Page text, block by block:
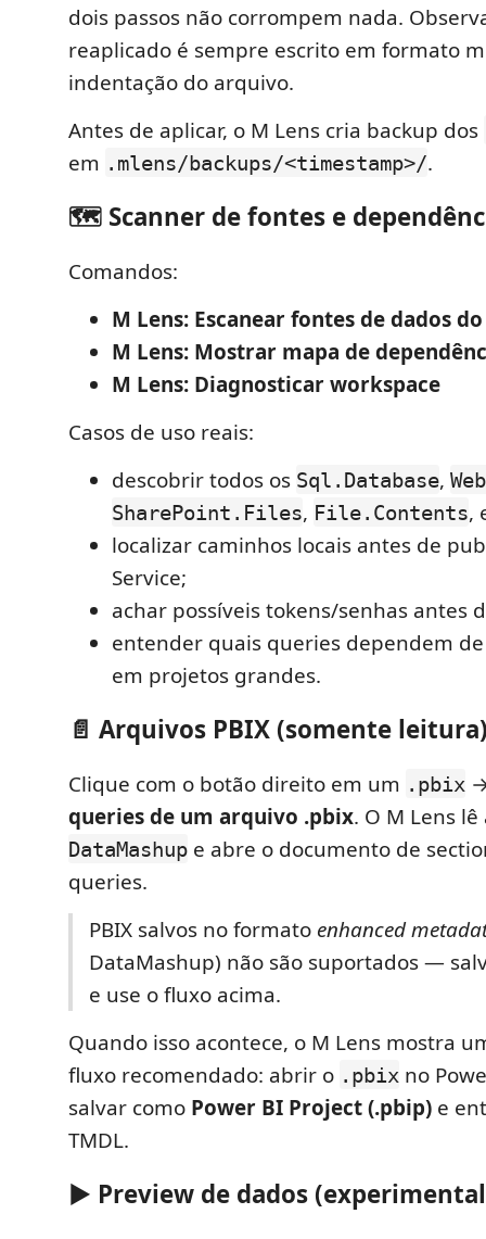
dois passos não corrompem nada.
reaplicado é sempre escrito em formato
indentação do arquivo.
Antes de aplicar, o M Lens cria backup dos
em .mlens/backups/<timestamp>/.
🗺️ Scanner de fontes e
Comandos:
M Lens: Escanear fontes de dados
M Lens: Mostrar mapa de
M Lens: Diagnosticar workspace
Casos de uso reais:
descobrir todos os Sql.Database,
SharePoint.Files, File.Contents,
localizar caminhos locais antes de
Service;
achar possíveis tokens/senhas antes
entender quais queries dependem
em projetos grandes.
📄 Arquivos PBIX (somente
Clique com o botão direito em um .pbix
queries de um arquivo .pbix. O M Lens
DataMashup e abre o documento de
queries.
PBIX salvos no formato enhanced
DataMashup) não são suportados —
e use o fluxo acima.
Quando isso acontece, o M Lens mostra
fluxo recomendado: abrir o .pbix no
salvar como Power BI Project (.pbip) e
TMDL.
▶️ Preview de dados